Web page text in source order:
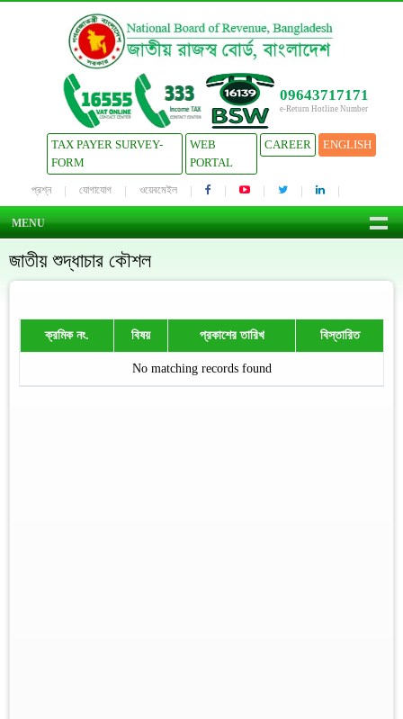
09643717171
e-Return Hotline Number
TAX PAYER SURVEY-
FORM
WEB
PORTAL
CAREER ENGLISH
প্রশ্ন যোগাযোগ ওয়েবমেইল
MENU
জাতীয় শুদ্ধাচার কৌশল
ক্রমিক নং. বিষয় প্রকাশের তারিখ বিস্তারিত
No matching records found